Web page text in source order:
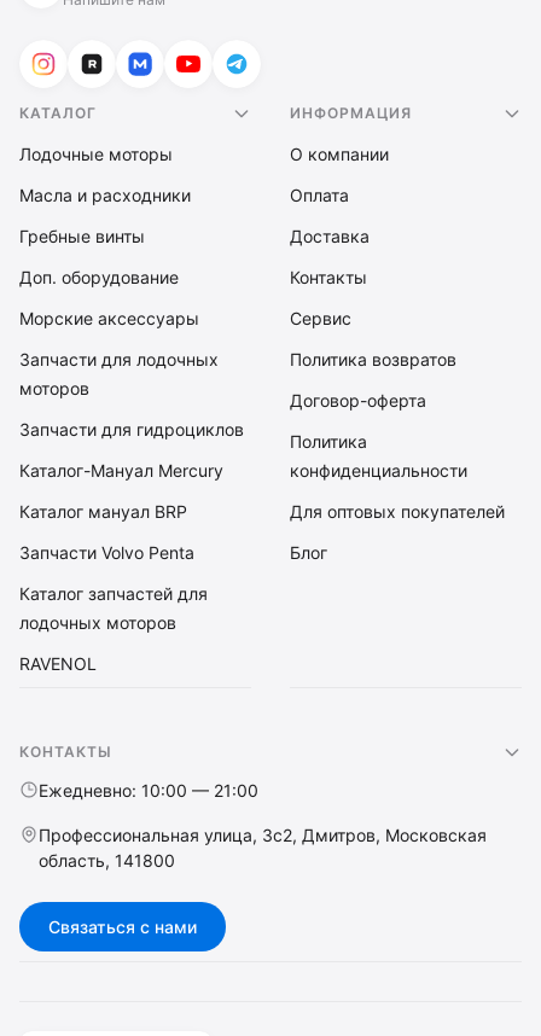
КАТАЛОГ
Лодочные моторы
Масла и расходники
Гребные винты
Доп. оборудование
Морские аксессуары
Запчасти для лодочных
моторов
Запчасти для гидроциклов
Каталог-Мануал Mercury
Каталог мануал BRP
Запчасти Volvo Penta
Каталог запчастей для
лодочных моторов
RAVENOL
ИНФОРМАЦИЯ
О компании
Оплата
Доставка
Контакты
Сервис
Политика возвратов
Договор-оферта
Политика
конфиденциальности
Для оптовых покупателей
Блог
КОНТАКТЫ
Ежедневно: 10:00 — 21:00
Профессиональная улица, 3с2, Дмитров, Московская
область, 141800
Связаться с нами